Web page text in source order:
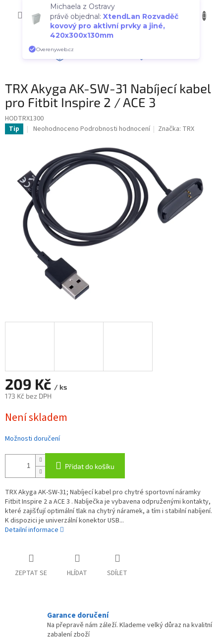
CZK
TRX Akyga AK-SW-31 Nabíjecí kabel
pro Fitbit Inspire 2 / ACE 3
HODTRX1300
Tip
Průměrné
0,0
z
5
hvězdiček.
Neohodnoceno Podrobnosti hodnocení Značka: TRX
209 Kč / ks
173 Kč bez DPH
cena:
Není skladem
Možnosti doručení
Přidat do košíku
TRX Akyga AK-SW-31; Nabíjecí kabel pro chytré sportovní náramky
Fitbit Inspire 2 a ACE 3 . Nabíječka je vybavena odpruženými kontakty,
které zajišťují optimální tlak na chytrý náramek, a tím i stabilní nabíjení.
K dispozici je univerzální konektor USB...
Detailní informace
ZEPTAT SE HLÍDAT SDÍLET
Garance doručení
Na přepravě nám záleží. Klademe velký důraz na kvalitní
zabalení zboží
Michaela z Ostravy
právě objednal:XtendLan Rozvaděč
kovový pro aktivní prvky a jiné,
Overenyweb.cz